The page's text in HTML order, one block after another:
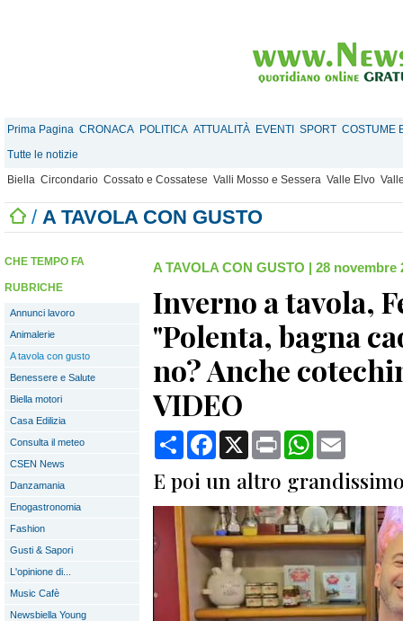
Prima Pagina CRONACA POLITICA ATTUALITÀ EVENTI SPORT COSTUME
Tutte le notizie
Biella Circondario Cossato e Cossatese Valli Mosso e Sessera Valle Elvo
/ A TAVOLA CON GUSTO
CHE TEMPO FA
RUBRICHE
Annunci lavoro
Animalerie
A tavola con gusto
Benessere e Salute
Biella motori
Casa Edilizia
Consulta il meteo
CSEN News
Danzamania
Enogastronomia
Fashion
Gusti & Sapori
L'opinione di...
Music Cafè
Newsbiella Young
A TAVOLA CON GUSTO | 28 novembre
Inverno a tavola,
"Polenta, bagna
no? Anche
VIDEO
CondividiFacebook
X Print WhatsApp
E poi un altro